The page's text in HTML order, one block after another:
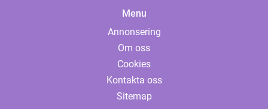
Menu
Annonsering
Om oss
Cookies
Kontakta oss
Sitemap